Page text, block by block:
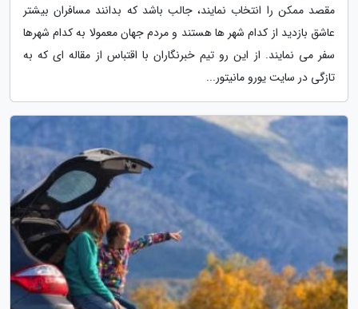
مقصد ممکن را انتخاب نمایند، جالب باشد که بدانند مسافران بیشتر
عاشق بازدید از کدام شهر ها هستند و مردم جهان معمولا به کدام شهرها
سفر می نمایند. از این رو تیم خبرنگاران با اقتباس از مقاله ای که به
تازگی در سایت یورو مانیتور...